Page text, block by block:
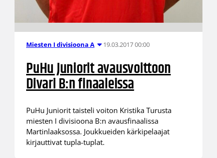
Miesten I divisioona A 19.03.2017 00:00
PuHu Juniorit avausvoittoon
Divari B:n finaaleissa
PuHu Juniorit taisteli voiton Kristika Turusta
miesten I divisioona B:n avausfinaalissa
Martinlaaksossa. Joukkueiden kärkipelaajat
kirjauttivat tupla-tuplat.